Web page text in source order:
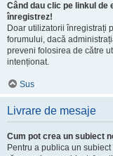
Când dau clic pe linkul de
înregistrez!
Doar utilizatorii înregistrați
forumului, dacă
preveni folosirea de către
intenționat.
Sus
Livrare de mesaje
Cum pot crea un subiect
Pentru a publica un